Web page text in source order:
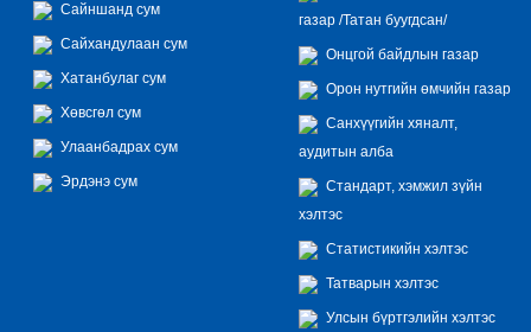
Сайншанд сум
Сайхандулаан сум
Хатанбулаг сум
Хөвсгөл сум
Улаанбадрах сум
Эрдэнэ сум
газар /Татан буугдсан/
Онцгой байдлын газар
Орон нутгийн өмчийн газар
Санхүүгийн хяналт,
аудитын алба
Стандарт, хэмжил зүйн
хэлтэс
Статистикийн хэлтэс
Татварын хэлтэс
Улсын бүртгэлийн хэлтэс